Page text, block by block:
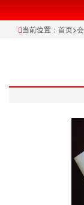
当前位置： 首页>